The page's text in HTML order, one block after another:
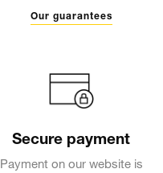
Our guarantees
Secure payment
Payment on our website is